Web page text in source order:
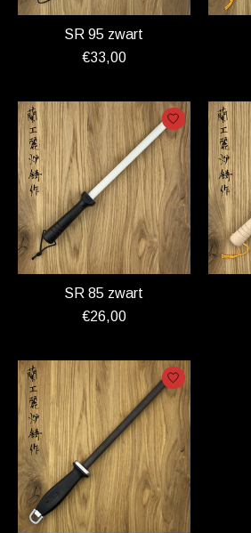
SR 95 zwart
€33,00
SR 85 zwart
€26,00